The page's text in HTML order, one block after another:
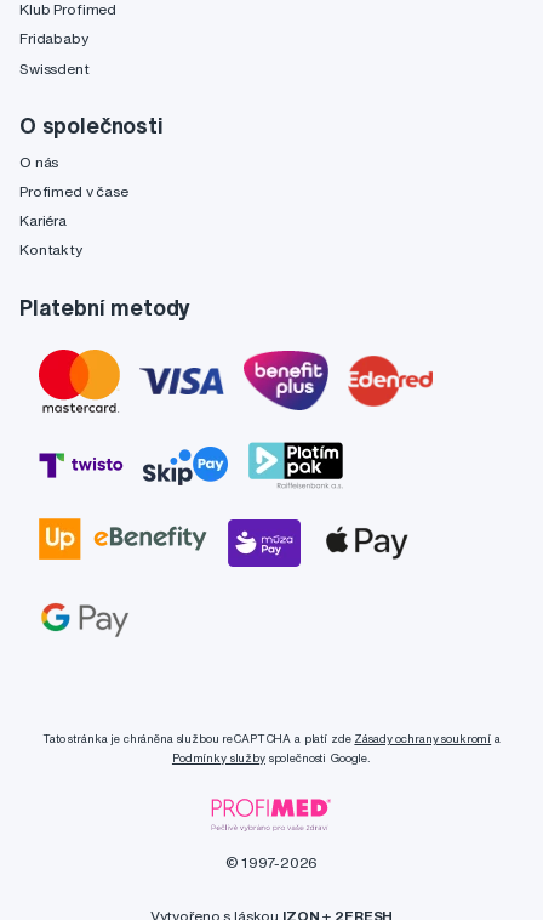
Klub Profimed
Fridababy
Swissdent
O společnosti
O nás
Profimed v čase
Kariéra
Kontakty
Platební metody
Tato stránka je chráněna službou reCAPTCHA a platí zde Zásady ochrany soukromí a
Podmínky službyspolečnosti Google.
© 1997-2026
Vytvořeno s láskou IZON + 2FRESH